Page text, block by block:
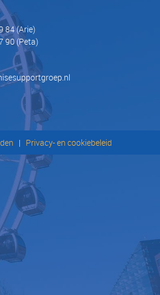
84(Arie)
90(Peta)
| Privacy- en cookiebeleid